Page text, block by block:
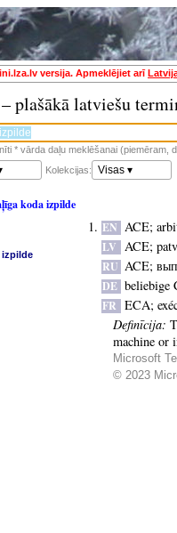
versija. Apmeklējiet arī
plašākā latviešu
* vārda daļu meklēšanai (piemēram,
Kolekcijas: Visas ▾
koda izpilde
izpilde
EN ACE;
LV ACE;
RU ACE;
DE beliebige
FR ECA;
Definīcija:
machine or
Microsoft
© 2023